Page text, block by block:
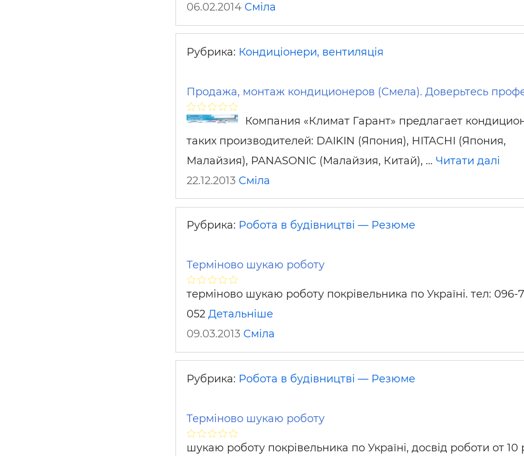
06.02.2014 Сміла
Рубрика: Кондиціонери, вентиляція
Продажа, монтаж кондиционеров (Смела). Доверьтесь
Компания «Климат Гарант» предлагает
таких производителей: DAIKIN (Япония), HITACHI (Япония,
Малайзия), PANASONIC (Малайзия, Китай), … Читати далі
22.12.2013 Сміла
Рубрика: Робота в будівництві — Резюме
Терміново шукаю роботу
терміново шукаю роботу покрівельника по Україні. тел: 096-
052 Детальніше
09.03.2013 Сміла
Рубрика: Робота в будівництві — Резюме
Терміново шукаю роботу
шукаю роботу покрівельника по Україні, досвід роботи от 10